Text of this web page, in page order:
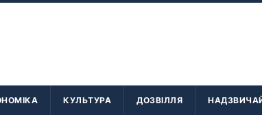
КУЛЬТУРА ДОЗВІЛЛЯ